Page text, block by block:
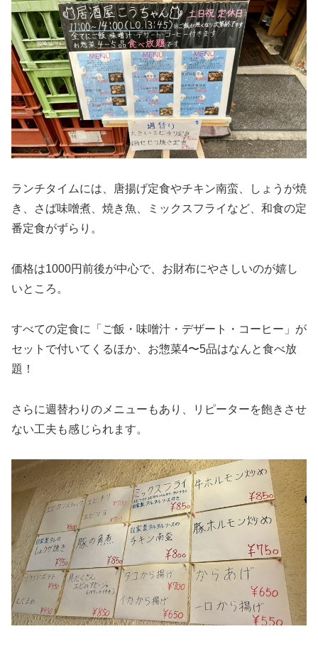
ランチタイムには、唐揚げ定食やチキン南蛮、しょうが焼
き、さば味噌煮、焼き魚、ミックスフライなど、和食の定
番定食がずらり。
価格は1000円前後が中心で、お財布にやさしいのが嬉し
いところ。
すべての定食に「ご飯・味噌汁・デザート・コーヒー」が
セットで付いてくるほか、お惣菜4〜5品はなんと食べ放
題！
さらに週替わりのメニューもあり、リピーターを飽きさせ
ない工夫も感じられます。